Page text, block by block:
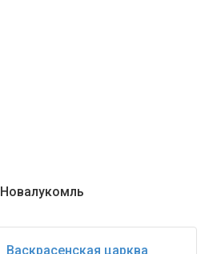
Новалукомль
Васкрасенская царква